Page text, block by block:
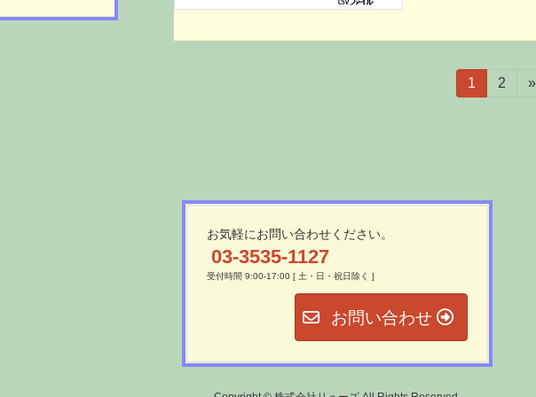
ン
固
定
1
固
2 »
お気軽にお問い合わせください。
03-3535-1127
受付時間 9:00-17:00 [ 土・日・祝日除く ]
お問い合わせ